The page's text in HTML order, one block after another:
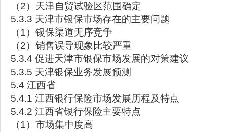
（2）天津自贸试验区范围确定
5.3.3 天津市银保市场存在的主要问题
（1）银保渠道无序竞争
（2）销售误导现象比较严重
5.3.4 促进天津市银保市场发展的对策建议
5.3.5 天津银保业务发展预测
5.4 江西省
5.4.1 江西银行保险市场发展历程及特点
5.4.2 江西省银行保险主要特点
（1）市场集中度高